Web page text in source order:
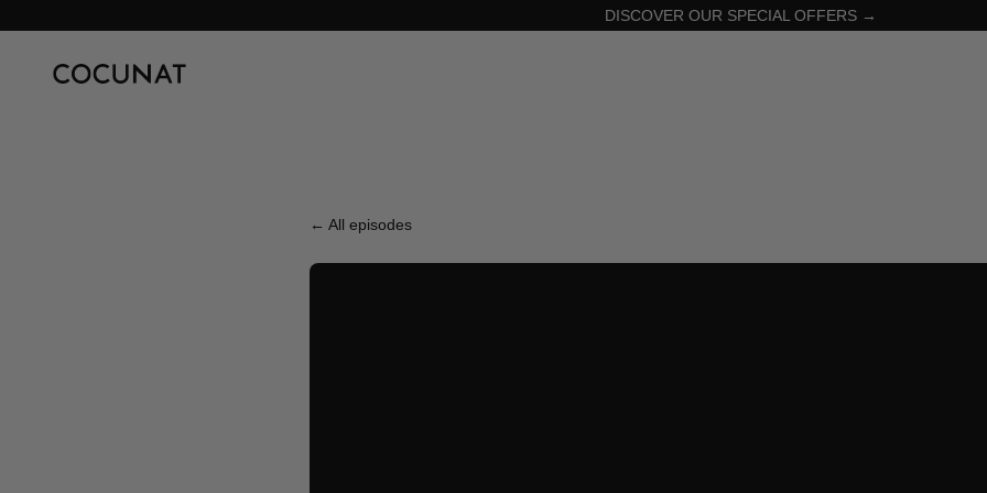
DISCOVER OUR SPECIAL OFFERS →
← All episodes